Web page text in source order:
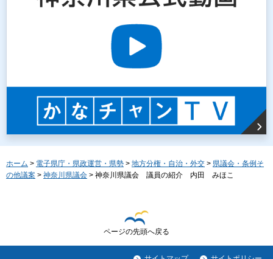
ホーム > 電子県庁・県政運営・県勢 > 地方分権・自治・外交 > 県議会・条例そ
の他議案 > 神奈川県議会 > 神奈川県議会 議員の紹介 内田 みほこ
ページの先頭へ戻る